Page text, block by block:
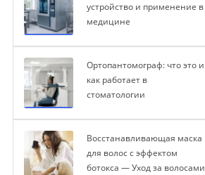
устройство и применение в
медицине
Ортопантомограф: что это и
как работает в
стоматологии
Восстанавливающая маска
для волос с эффектом
ботокса — Уход за волосами